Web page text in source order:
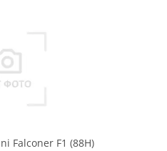
Falconer F1 (88H)